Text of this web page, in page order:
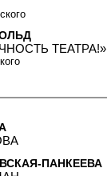
ТЕАТРА!»
ПАНКЕЕВА